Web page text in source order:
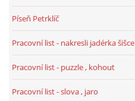
STÁTNÍ SVÁTKY
20.10. DEN STROMŮ
Píseň Petrklíč
Pracovní list - nakresli jadérka šišce
Pracovní list - puzzle , kohout
Pracovní list - slova , jaro